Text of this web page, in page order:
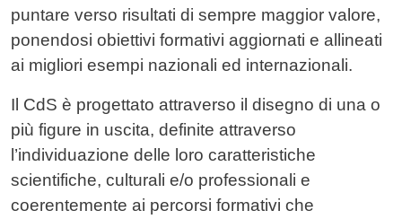
puntare verso risultati di sempre maggior valore,
ponendosi obiettivi formativi aggiornati e allineati
ai migliori esempi nazionali ed internazionali.
Il CdS è progettato attraverso il disegno di una o
più figure in uscita, definite attraverso
l’individuazione delle loro caratteristiche
scientifiche, culturali e/o professionali e
coerentemente ai percorsi formativi che